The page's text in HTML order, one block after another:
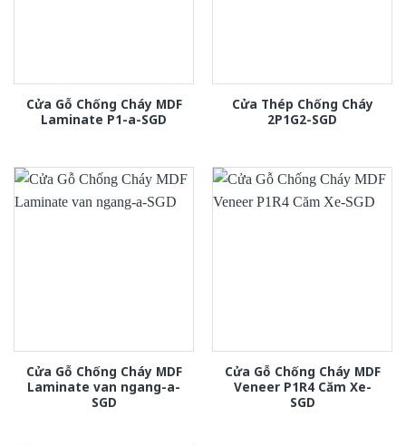
Cửa Gỗ Chống Cháy MDF
Laminate P1-a-SGD
Cửa Thép Chống Cháy
2P1G2-SGD
Cửa Gỗ Chống Cháy MDF
Laminate van ngang-a-
SGD
Cửa Gỗ Chống Cháy MDF
Veneer P1R4 Căm Xe-
SGD